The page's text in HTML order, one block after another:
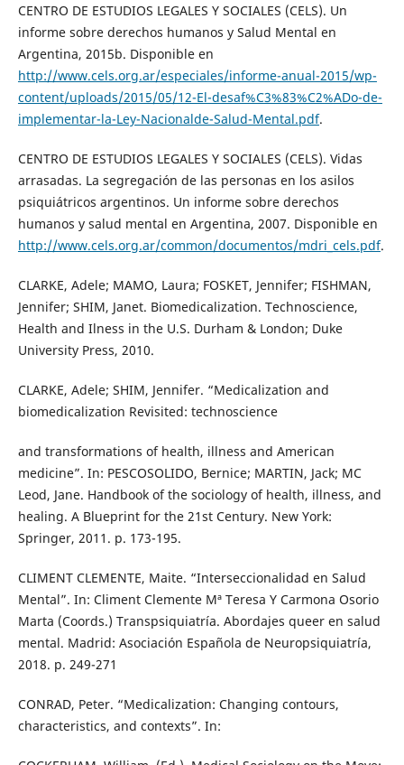
CENTRO DE ESTUDIOS LEGALES Y SOCIALES (CELS). Un
informe sobre derechos humanos y Salud Mental en
Argentina, 2015b. Disponible en
http://www.cels.org.ar/especiales/informe-anual-2015/wp-
content/uploads/2015/05/12-El-desaf%C3%83%C2%ADo-de-
implementar-la-Ley-Nacionalde-Salud-Mental.pdf.
CENTRO DE ESTUDIOS LEGALES Y SOCIALES (CELS). Vidas
arrasadas. La segregación de las personas en los asilos
psiquiátricos argentinos. Un informe sobre derechos
humanos y salud mental en Argentina, 2007. Disponible en
http://www.cels.org.ar/common/documentos/mdri_cels.pdf.
CLARKE, Adele; MAMO, Laura; FOSKET, Jennifer; FISHMAN,
Jennifer; SHIM, Janet. Biomedicalization. Technoscience,
Health and Ilness in the U.S. Durham & London; Duke
University Press, 2010.
CLARKE, Adele; SHIM, Jennifer. “Medicalization and
biomedicalization Revisited: technoscience
and transformations of health, illness and American
medicine”. In: PESCOSOLIDO, Bernice; MARTIN, Jack; MC
Leod, Jane. Handbook of the sociology of health, illness, and
healing. A Blueprint for the 21st Century. New York:
Springer, 2011. p. 173-195.
CLIMENT CLEMENTE, Maite. “Interseccionalidad en Salud
Mental”. In: Climent Clemente Mª Teresa Y Carmona Osorio
Marta (Coords.) Transpsiquiatría. Abordajes queer en salud
mental. Madrid: Asociación Española de Neuropsiquiatría,
2018. p. 249-271
CONRAD, Peter. “Medicalization: Changing contours,
characteristics, and contexts”. In: